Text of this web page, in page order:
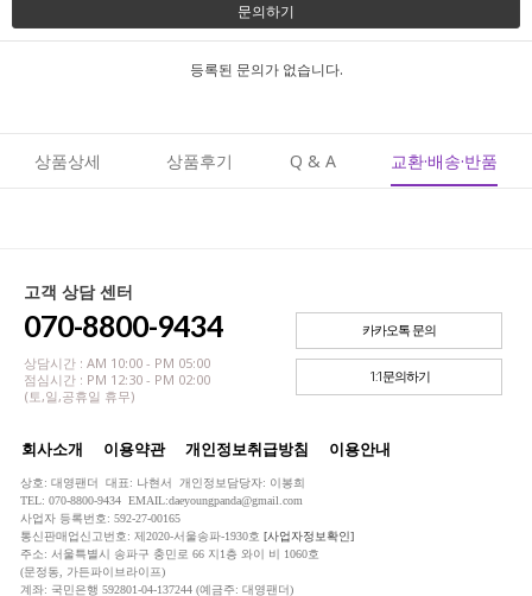
문의하기
등록된 문의가 없습니다.
상품상세 상품후기 Q & A 교환·배송·반품
고객 상담 센터
070-8800-9434
상담시간 : AM 10:00 - PM 05:00
점심시간 : PM 12:30 - PM 02:00
(토,일,공휴일 휴무)
카카오톡 문의
1:1문의하기
회사소개 이용약관 개인정보취급방침 이용안내
상호: 대영팬더 대표: 나현서 개인정보담당자: 이봉희
TEL: 070-8800-9434 EMAIL:daeyoungpanda@gmail.com
사업자 등록번호: 592-27-00165
통신판매업신고번호: 제2020-서울송파-1930호 [사업자정보확인]
주소: 서울특별시 송파구 충민로 66 지1층 와이 비 1060호
(문정동, 가든파이브라이프)
계좌: 국민은행 592801-04-137244 (예금주: 대영팬더)